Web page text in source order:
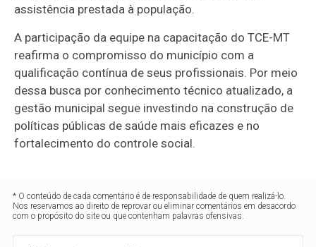
assistência prestada à população.
A participação da equipe na capacitação do TCE-MT
reafirma o compromisso do município com a
qualificação contínua de seus profissionais. Por meio
dessa busca por conhecimento técnico atualizado, a
gestão municipal segue investindo na construção de
políticas públicas de saúde mais eficazes e no
fortalecimento do controle social.
* O conteúdo de cada comentário é de responsabilidade de quem realizá-lo.
Nos reservamos ao direito de reprovar ou eliminar comentários em desacordo
com o propósito do site ou que contenham palavras ofensivas.